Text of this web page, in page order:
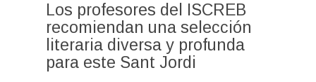
Los profesores del ISCREB
recomiendan una selección
literaria diversa y profunda
para este Sant Jordi